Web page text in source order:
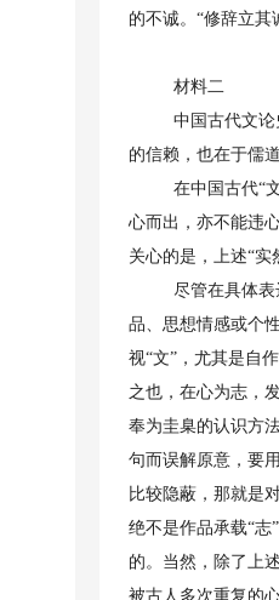
的不诚。“修辞立
材料二
中国古代文论
的信赖，也在于儒
在中国古代“
心而出，亦不能违
关心的是，上述“
尽管在具体
品、思想情感或个
视“文”，尤其是自
之也，在心为志，
奉为圭臬的认识方
句而误解原意，要
比较隐蔽，那就是
绝不是作品承载“
的。当然，除了上
被古人多次重复的